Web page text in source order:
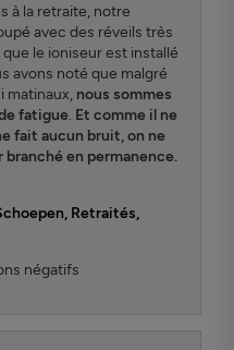
à la retraite, notre
avec des réveils très
le ioniseur est installé
avons noté que malgré
matinaux, nous sommes
fatigue. Et comme il ne
fait aucun bruit, on ne
branché en permanence.
, Retraités,
négatifs